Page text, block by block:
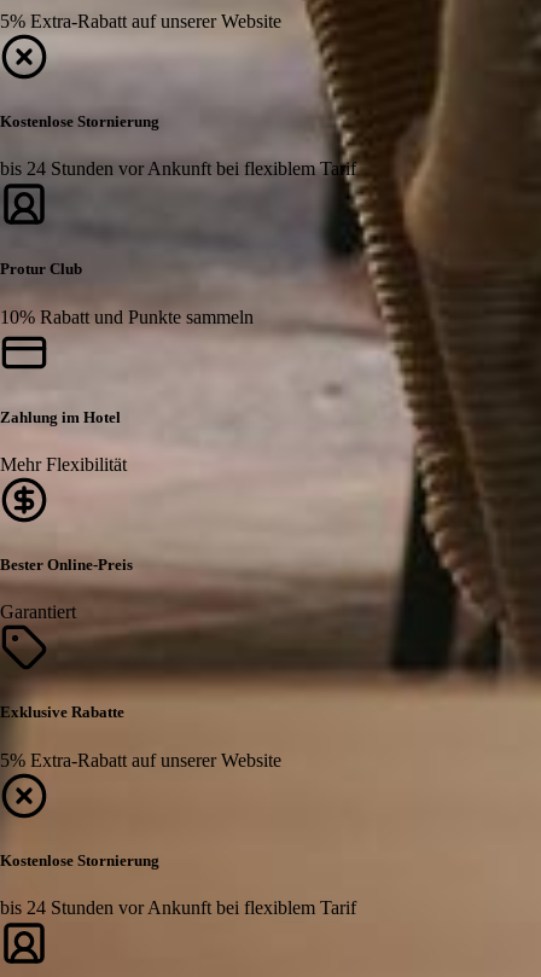
5% Extra-Rabatt auf unserer Website
Kostenlose Stornierung
bis 24 Stunden vor Ankunft bei flexiblem Tarif
Protur Club
10% Rabatt und Punkte sammeln
Zahlung im Hotel
Mehr Flexibilität
Bester Online-Preis
Garantiert
Exklusive Rabatte
5% Extra-Rabatt auf unserer Website
Kostenlose Stornierung
bis 24 Stunden vor Ankunft bei flexiblem Tarif